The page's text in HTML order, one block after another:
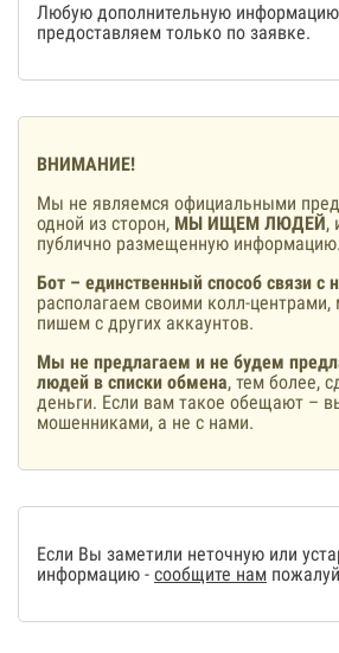
Любую дополнительную
предоставляем только по заявке.
ВНИМАНИЕ!
Мы не являемся официальными
одной из сторон, МЫ ИЩЕМ ЛЮДЕЙ,
публично размещенную информацию.
Бот – единственный способ связи с
располагаем своими колл-
пишем с других аккаунтов.
Мы не предлагаем и не будем
людей в списки обмена, тем более,
деньги. Если вам такое обещают –
мошенниками, а не с нами.
Если Вы заметили неточную или
информацию - сообщите нам